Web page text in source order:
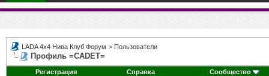
LADA 4x4 Нива Клуб Форум > Пользователи
Профиль =CADET=
Регистрация Справка Сообщество